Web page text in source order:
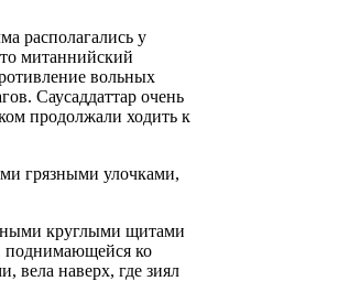
располагались у
митаннийский
вольных
Саусаддаттар очень
продолжали ходить к
грязными улочками,
круглыми щитами
поднимающейся ко
вела наверх, где зиял